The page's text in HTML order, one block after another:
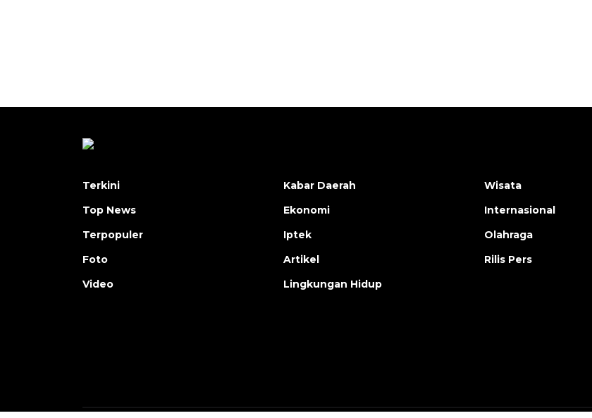
Terkini
Top News
Terpopuler
Foto
Video
Kabar Daerah
Ekonomi
Iptek
Artikel
Lingkungan Hidup
Wisata
Internasional
Olahraga
Rilis Pers